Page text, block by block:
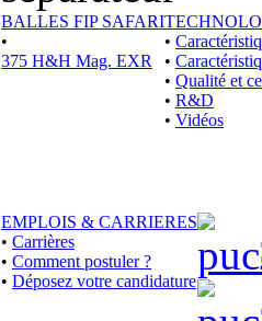
BALLES FIP SAFARI
•
375 H&H Mag. EXR
•
•
• Qualité et
• R&D
• Vidéos
EMPLOIS & CARRIERES
• Carrières
• Comment postuler ?
• Déposez votre candidature